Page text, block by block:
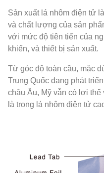
Sản xuất lá nhôm điện tử
và chất lượng của sản
với mức độ tiên tiến của
khiển, và thiết bị sản xuất.
Từ góc độ toàn cầu, mặc
Trung Quốc đang phát
châu Âu, Mỹ vẫn có lợi
là trong lá nhôm điện tử